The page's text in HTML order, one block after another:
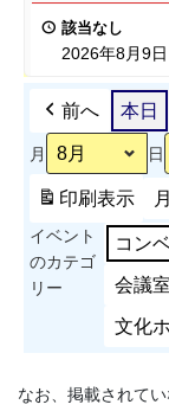
田
年
事
業
ス
能
該当なし
2026年8月9日
前へ 本日
月 日
印刷表示 月
イベント
のカテゴ
リー
コン
会議室
文化
なお、掲載されて